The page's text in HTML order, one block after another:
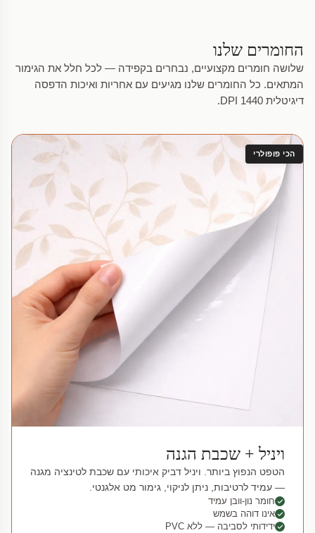
החומרים שלנו
שלושה חומרים מקצועיים, נבחרים בקפידה — לכל חלל את הגימור
המתאים. כל החומרים שלנו מגיעים עם אחריות ואיכות הדפסה
דיגיטלית 1440 DPI.
הכי פופולרי
ויניל + שכבת הגנה
הטפט הנפוץ ביותר. ויניל דביק איכותי עם שכבת לטינציה מגנה
— עמיד לרטיבות, ניתן לניקוי, גימור מט אלגנטי.
חומר נון-וובן עמיד
אינו דוהה בשמש
ידידותי לסביבה — ללא PVC